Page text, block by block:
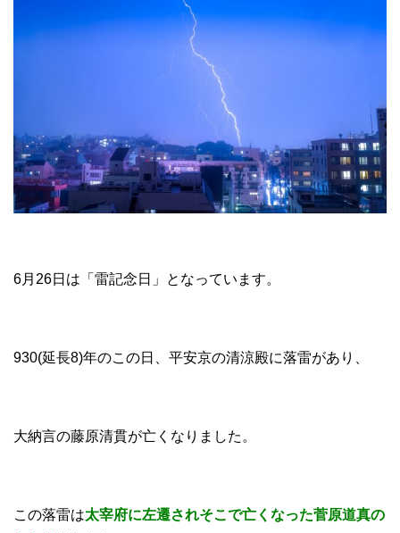
6月26日は「雷記念日」となっています。
930(延長8)年のこの日、平安京の清涼殿に落雷があり、
大納言の藤原清貫が亡くなりました。
この落雷は太宰府に左遷されそこで亡くなった菅原道真の